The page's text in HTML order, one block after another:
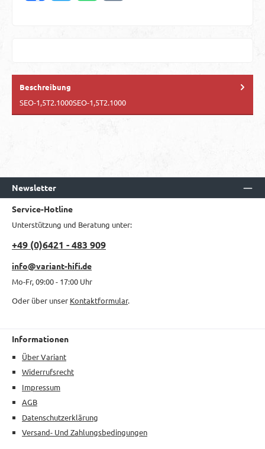
Beschreibung
SEO-1,5T2.1000SEO-1,5T2.1000
Newsletter
Service-Hotline
Unterstützung und Beratung unter:
+49 (0)6421 - 483 909
info@variant-hifi.de
Mo-Fr, 09:00 - 17:00 Uhr
Oder über unser Kontaktformular.
Informationen
Über Variant
Widerrufsrecht
Impressum
AGB
Datenschutzerklärung
Versand- Und Zahlungsbedingungen